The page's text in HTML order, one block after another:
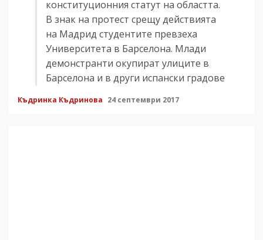
конституционния статут на областта.
В знак на протест срещу действията
на Мадрид студентите превзеха
Университета в Барселона. Млади
демонстранти окупират улиците в
Барселона и в други испански градове
Къдринка Къдринова 24 септември 2017